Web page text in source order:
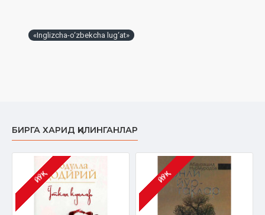
«Inglizcha-o‘zbekcha lug‘at»‎
БИРГА ХАРИД ҚИЛИНГАНЛАР
ЙЎҚ ЙЎҚ